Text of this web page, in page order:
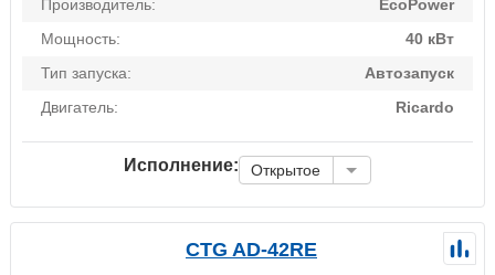
Производитель:
EcoPower
Мощность:
40 кВт
Тип запуска:
Автозапуск
Двигатель:
Ricardo
Исполнение: Открытое
CTG AD-42RE